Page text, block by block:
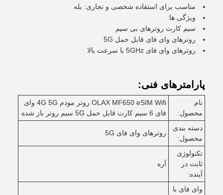
مناسب برای استفاده شخصی و تجاری: بله
ویژگی ها:
سیم کارت روترهای بی سیم
روترهای وای فای قابل حمل 5G
روترهای وای فای 5GHz با سرعت بالا
پارامترهای فنی:
نام
محصول:
OLAX MF650 eSIM Wifi روتر مودم 4G 5G وای
فای 6 سیم کارت قابل حمل 5G سیم روتر باز شده
دسته بندی
محصول:
روترهای وای فای 5G
تکنولوژی
ثابت در
آینده:
آره
وای فای با